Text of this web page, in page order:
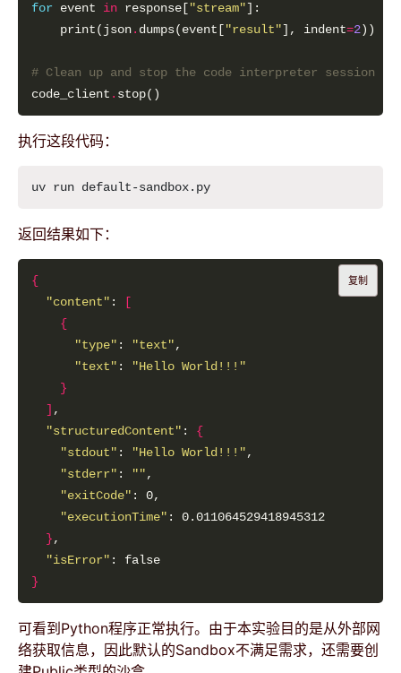
for event in response["stream"
    print(json
. dumps(event["result"], indent=2
# Clean up and stop the code interpreter session
code_client .
执行这段代码：
返回结果如下：
{
"content" :
[
{
"type" : "text"
"text" :
"Hello World!!!"
}
]
"structuredContent" : {
"stdout" : "Hello World!!!"
"stderr" : ""
"exitCode"
"executionTime"
}
"isError"
}
复制
可看到Python程序正常执行。由于本实验目的是从外部网
络获取信息，因此默认的Sandbox不满足需求，还需要创